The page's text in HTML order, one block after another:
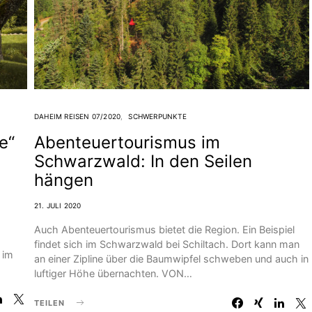
DAHEIM REISEN 07/2020 SCHWERPUNKTE
Abenteuertourismus im
Schwarzwald: In den Seilen
hängen
21. JULI 2020
Auch Abenteuertourismus bietet die Region. Ein Beispiel
findet sich im Schwarzwald bei Schiltach. Dort kann man
an einer Zipline über die Baumwipfel schweben und auch in
luftiger Höhe übernachten. VON…
TEILEN